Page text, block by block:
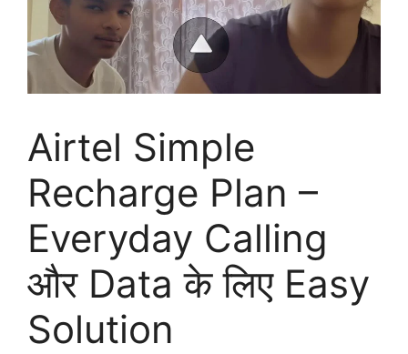
Airtel Simple
Recharge Plan –
Everyday Calling
और Data के लिए Easy
Solution